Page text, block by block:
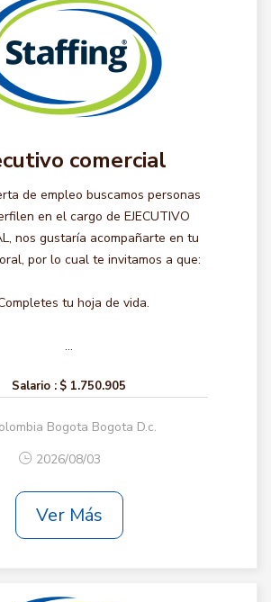
comercial
de empleo buscamos personas
en el cargo de EJECUTIVO
nos gustaría acompañarte en tu
por lo cual te invitamos a que:
tu hoja de vida.
...
Salario : $ 1.750.905
Bogota Bogota D.c.
2026/08/03
Ver Más